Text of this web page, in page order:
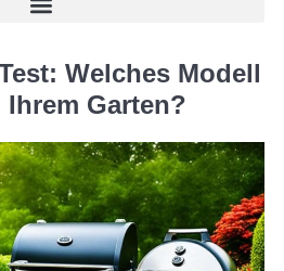
Welches Modell
Ihrem Garten?